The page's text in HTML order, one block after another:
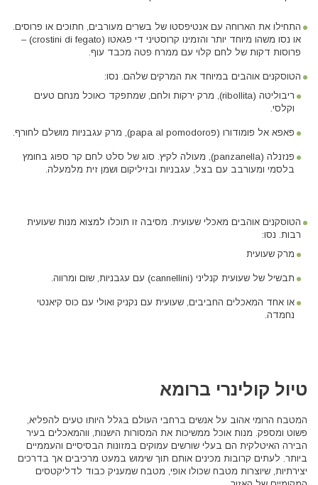
התחילו את הארוחה עם אנטיפסטו של בשרים מעורבים, חתוכים או פרוסים.
או נסו משהו מיוחד יותר והזמינו קרוסטיני די פגאטו (crostini di fegato) –
פרוסות דקות של לחם קלוי עם ממרח פטה מכבד עוף.
הטוסקנים אוהבים במיוחד את המרקים שלהם. נסו:
ריבוליטה (ribollita), מרק ירקות ולחם, שמתפקד כאוכל מנחם טעים
וקלסי.
פאפא אל פומודורו (פpapa al pomodoro), מרק עגבניות מושלם לחורף.
פנזנלה (panzanella), מעולה לקיץ. סוג של סלט לחם קר ספוג בחומץ
בלסמי ומעורבב עם בצל, עגבניות ובזיליקום ושמן זית מלמעלה.
הטוסקנים אוהבים מאכלי שעועית. מסיבה זו תוכלו למצוא מנות שעועית
רבות. נסו:
מרק שעועית
תבשיל של שעועית קנליני (cannellini) עם עגבניות, שום ומרווה.
או אחד המאכלים החביבים, שעועית עם נקניק ואולי עם כוס קיאנטי
נחמדה.
טיול קולינרי ברומא
המטבח הרומי אהוב על אנשים ברחבי העולם בגלל היותו טעים להפליא,
פשוט ומספק. מנות אוכל ממשיכות את המסורות הישנות, ווהמאכלים בעיר
הבירה האיטלקית הם בעלי שורשים עמוקים במזונות הבסיסיים והעממיים
ביותר. לעתים קרובות מכינים אותם תוך שימוש במעט מרכיבים אך בדרכים
יצירתיות, שיוצרות מטבח שכולו אופי, מטבח שמעניק כבוד לדליקטסים